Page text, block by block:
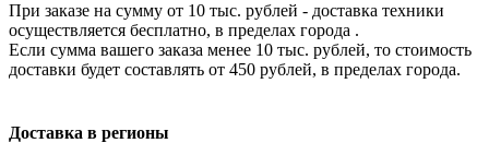
При заказе на сумму от 10 тыс. рублей - доставка техники
осуществляется бесплатно, в пределах города .
Если сумма вашего заказа менее 10 тыс. рублей, то стоимость
доставки будет составлять от 450 рублей, в пределах города.
Доставка в регионы